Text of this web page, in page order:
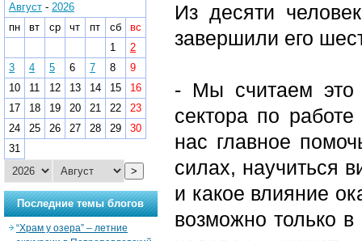
Из десяти
завершили его
- Мы считаем это
сектора по
нас главное
силах, научиться
и какое влияние
возможно только
Август - 2026
пн
вт ср чт пт сб
вс
1
2
3
4 5 6 7 8
9
10
11 12 13 14 15
16
17
18 19 20 21 22
23
24
25 26 27 28 29
30
31
>
Последние темы блогов
“Храм у озера” – летние